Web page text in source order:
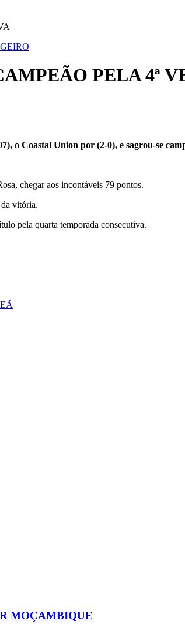
PELA 4ª
o Coastal Union por (2-0), e sagrou-se
chegar aos incontáveis ​​79 pontos.
vitória.
pela quarta temporada consecutiva.
MOÇAMBIQUE